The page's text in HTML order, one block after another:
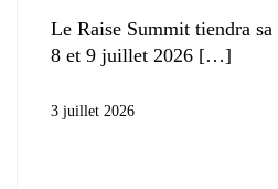
Le Raise Summit tiendra
8 et 9 juillet 2026
3 juillet 2026